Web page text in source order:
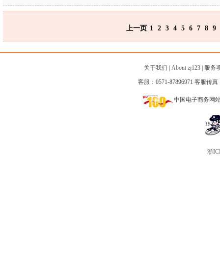
上一页 1 2 3 4 5 6 7 8 9
关于我们 About zj123| 服务
客服：0571-87896971 客服传真
中国电子商务网
浙